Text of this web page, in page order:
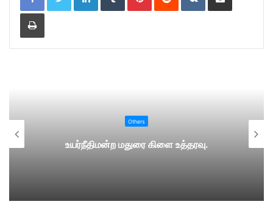
Print
Others
உயர்நீதிமன்ற மதுரை கிளை உத்தரவு.